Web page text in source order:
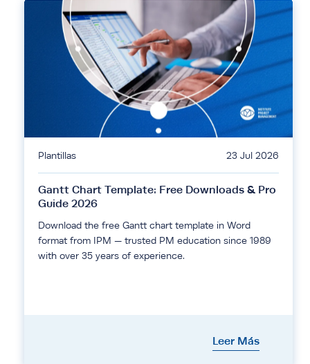
Plantillas 23 Jul 2026
Gantt Chart Template: Free Downloads & Pro
Guide 2026
Download the free Gantt chart template in Word
format from IPM — trusted PM education since 1989
with over 35 years of experience.
Leer Más